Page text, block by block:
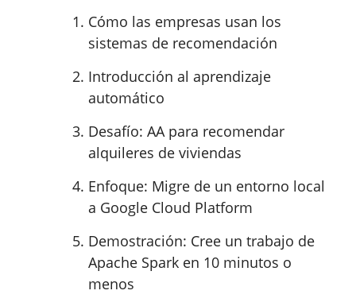
Cómo las empresas usan los
sistemas de recomendación
Introducción al aprendizaje
automático
Desafío: AA para recomendar
alquileres de viviendas
Enfoque: Migre de un entorno local
a Google Cloud Platform
Demostración: Cree un trabajo de
Apache Spark en 10 minutos o
menos